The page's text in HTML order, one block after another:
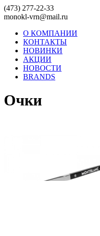
(473) 277-22-33
monokl-vrn@mail.ru
О КОМПАНИИ
КОНТАКТЫ
НОВИНКИ
АКЦИИ
НОВОСТИ
BRANDS
Очки